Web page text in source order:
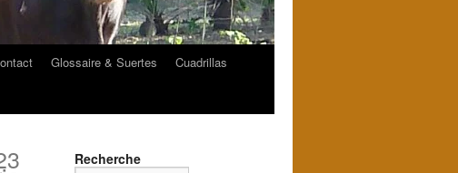
Glossaire & Suertes
Cuadrillas
Recherche